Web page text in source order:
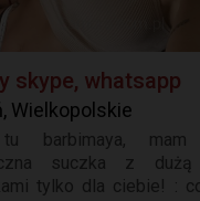
skype, whatsapp
Wielkopolskie
tu barbimaya,
suczka z
tylko dla ciebie! :